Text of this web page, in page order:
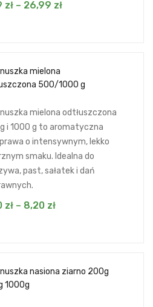
zł – 26,99 zł
mielona
500/1000 g
mielona odtłuszczona
i 1000 g to aromatyczna
o intensywnym, lekko
smaku. Idealna do
past, sałatek i dań
zł – 8,20 zł
nasiona ziarno 200g
1000g